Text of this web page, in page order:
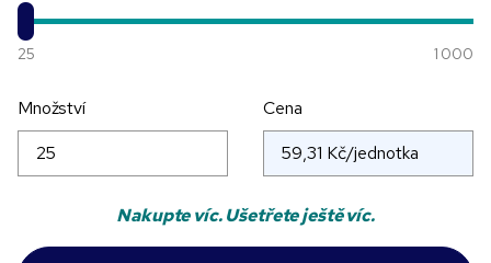
25 1 000
Množství Cena
Nakupte víc. Ušetřete ještě víc.